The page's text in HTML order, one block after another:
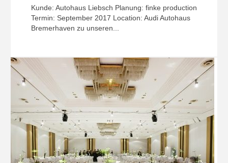
Kunde: Autohaus Liebsch Planung: finke production
Termin: September 2017 Location: Audi Autohaus
Bremerhaven zu unseren...